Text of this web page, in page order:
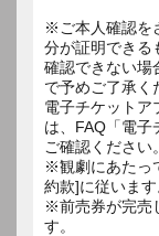
※ご本人確認を
分が証明できる
確認できない場
で予めご了承く
電子チケットア
は、FAQ「電子
ご確認ください。
※観劇にあたっ
約款]に従います
※前売券が完売
す。